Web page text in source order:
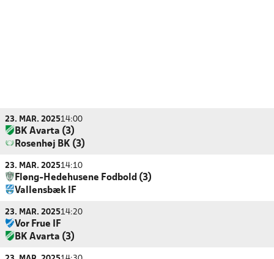
23. MAR. 202514:00
BK Avarta (3)
Rosenhøj BK (3)
23. MAR. 202514:10
Fløng-Hedehusene Fodbold (3)
Vallensbæk IF
23. MAR. 202514:20
Vor Frue IF
BK Avarta (3)